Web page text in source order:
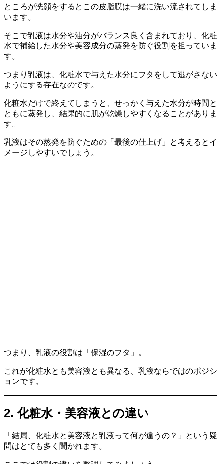
ところが洗顔をするとこの皮脂膜は一緒に洗い流されてしま
います。
そこで乳液は水分や油分がバランス良く含まれており、化粧
水で補給した水分や美容成分の蒸発を防ぐ役割を担っていま
す。
つまり乳液は、化粧水で与えた水分にフタをして逃がさない
ようにする存在なのです。
化粧水だけで終えてしまうと、せっかく与えた水分が時間と
ともに蒸発し、結果的に肌が乾燥しやすくなることがありま
す。
乳液はその蒸発を防ぐための「最後の仕上げ」と考えるとイ
メージしやすいでしょう。
つまり、乳液の役割は「保湿のフタ」。
これが化粧水とも美容液とも異なる、乳液ならではのポジシ
ョンです。
2. 化粧水・美容液との違い
「結局、化粧水と美容液と乳液って何が違うの？」という疑
問はとても多く聞かれます。